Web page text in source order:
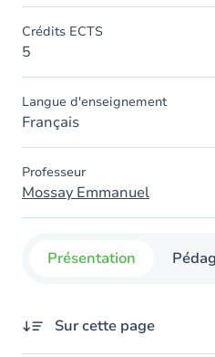
Crédits ECTS
5
Langue d'enseignement
Français
Professeur
Mossay Emmanuel
Présentation
Sur cette page